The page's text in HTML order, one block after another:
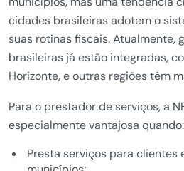
cidades brasileiras adotem o
suas rotinas fiscais. Atualmente,
brasileiras já estão integradas,
Horizonte, e outras regiões têm
Para o prestador de serviços, a
especialmente vantajosa quando:
Presta serviços para clientes